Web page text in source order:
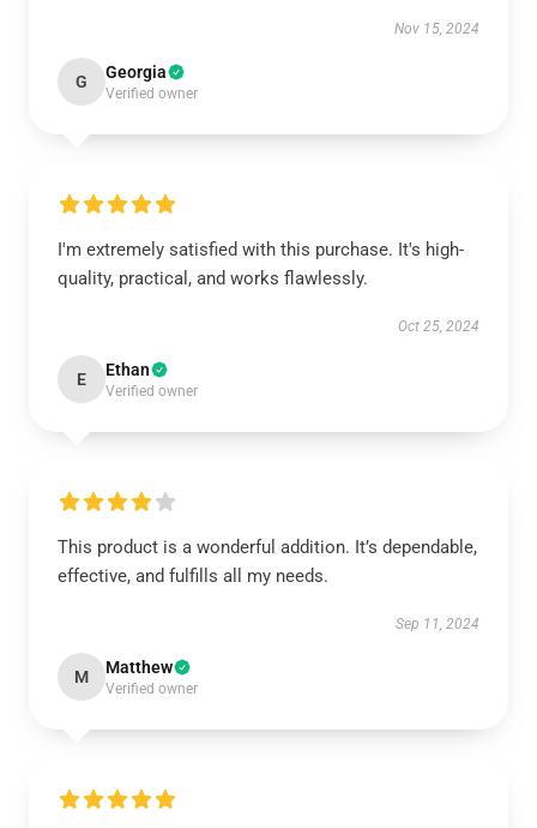
Nov 15, 2024
G Georgia
Verified owner
I'm extremely satisfied with this purchase. It's high-
quality, practical, and works flawlessly.
Oct 25, 2024
E Ethan
Verified owner
This product is a wonderful addition. It’s dependable,
effective, and fulfills all my needs.
Sep 11, 2024
M Matthew
Verified owner